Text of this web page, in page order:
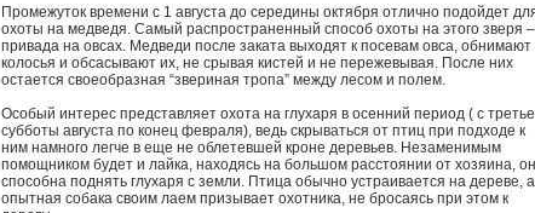
Промежуток времени с 1 августа до середины октября отлично подойдет
охоты на медведя. Самый распространенный способ охоты на этого зверя –
привада на овсах. Медведи после заката выходят к посевам овса, обнимают
колосья и обсасывают их, не срывая кистей и не пережевывая. После них
остается своеобразная “звериная тропа” между лесом и полем.
Особый интерес представляет охота на глухаря в осенний период ( с
субботы августа по конец февраля), ведь скрываться от птиц при подходе к
ним намного легче в еще не облетевшей кроне деревьев. Незаменимым
помощником будет и лайка, находясь на большом расстоянии от хозяина,
способна поднять глухаря с земли. Птица обычно устраивается на дереве, а
опытная собака своим лаем призывает охотника, не бросаясь при этом к